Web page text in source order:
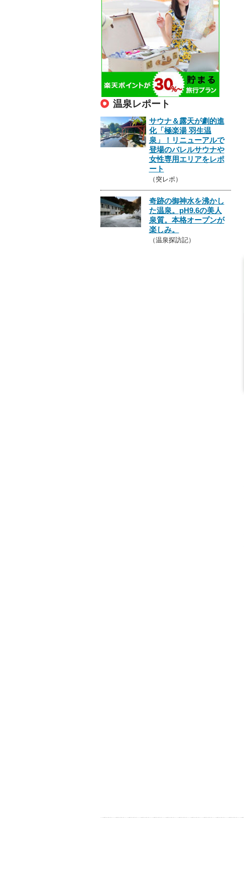
温泉レポート
サウナ＆露天が劇的進
化「極楽湯 羽生温
泉」！リニューアルで
登場のバレルサウナや
女性専用エリアをレポ
ート
（突レポ）
奇跡の御神水を沸かし
た温泉。pH9.6の美人
泉質。本格オープンが
楽しみ。
（温泉探訪記）